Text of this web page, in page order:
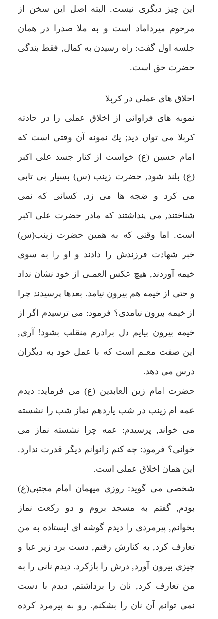
اين چيز ديگرى نيست. البته اصل اين سخن از
مرحوم ميرداماد است و به ملا صدرا در همان
جلسه اول گفت: راه رسيدن به كمال, فقط بندگى
حضرت حق است.
اخلاق هاى عملى در كربلا
نمونه هاى فراوانى از اخلاق عملى را در حادثه
كربلا مى توان ديد; يك نمونه آن وقتى است كه
امام حسين (ع) خواست از كنار جسد على اكبر
(ع) بلند شود, حضرت زينب (س) بسيار بى تابى
مى كرد و ضجه ها مى زد, كسانى كه نمى
شناختند, مى پنداشتند كه مادر حضرت على اكبر
است. اما وقتى كه به همين حضرت زينب(س)
خبر شهادت فرزندش را دادند و او را به سوى
خيمه آوردند, هيچ عكس العملى از خود نشان نداد
و حتى از خيمه هم بيرون نيامد. بعدها پرسيدند چرا
از خيمه بيرون نيامدى؟ فرمود: مى ترسيدم اگر از
خيمه بيرون بيايم دل برادرم منقلب بشود! آرى,
اين صفت معلم است كه با عمل خود به ديگران
درس مى دهد.
حضرت امام زين العابدين (ع) مى فرمايد: ديدم
عمه ام زينب در شب يازدهم نماز شب را نشسته
مى خواند, پرسيدم: عمه چرا نشسته نماز مى
خوانى؟ فرمود: چه كنم زانوانم ديگر قدرت ندارد.
اين همان اخلاق عملى است.
شخصى مى گويد: روزى ميهمان امام مجتبى(ع)
بودم, گفتم به مسجد بروم و دو ركعت نماز
بخوانم, پيرمردى را ديدم گوشه اى ايستاده به من
تعارف كرد, به كنارش رفتم, دست برد زير عبا و
چيزى بيرون آورد, درش را بازكرد. ديدم نانى را به
من تعارف كرد, نان را برداشتم, ديدم با دست
نمى توانم آن نان را بشكنم. رو به پيرمرد كرده